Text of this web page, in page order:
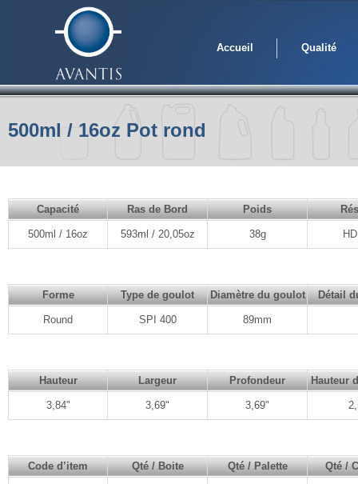
Qualité
Accueil
500ml / 16oz Pot rond
Capacité Ras de Bord Poids
500ml / 16oz 593ml / 20,05oz 38g
Forme Type de goulot Diamètre du goulot Détail
Round SPI 400 89mm
Hauteur Largeur Profondeur Hauteur
3,84" 3,69" 3,69"
Code d’item Qté / Boite Qté / Palette Qté /